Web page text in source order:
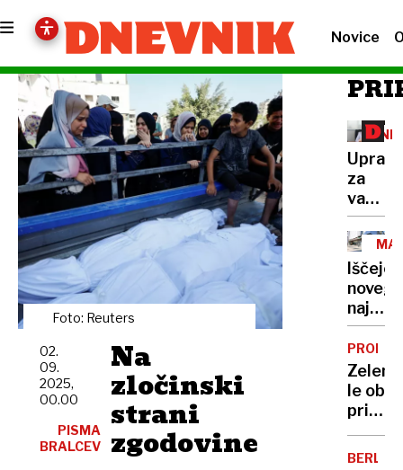
Novice
Foto: Reuters
Na
zločinski
strani
zgodovine
02.
09.
2025,
00.00
PISMA
BRALCEV
Uprava
za
varno
hrano
se
Iščejo
novega
za
Zelena
le ob
na
tipko
BERLIN